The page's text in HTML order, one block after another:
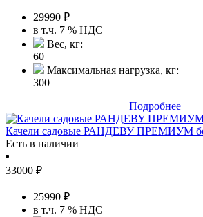
29990 ₽
в т.ч. 7 % НДС
Вес, кг:
60
Максимальная нагрузка, кг:
300
Подробнее
Качели садовые РАНДЕВУ ПРЕМИУМ
Есть в наличии
33000₽
25990 ₽
в т.ч. 7 % НДС